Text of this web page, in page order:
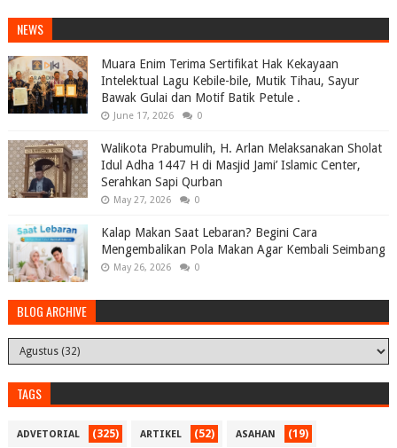
NEWS
Muara Enim Terima Sertifikat Hak Kekayaan
Intelektual Lagu Kebile-bile, Mutik Tihau, Sayur
Bawak Gulai dan Motif Batik Petule .
June 17, 2026 0
Walikota Prabumulih, H. Arlan Melaksanakan Sholat
Idul Adha 1447 H di Masjid Jami’ Islamic Center,
Serahkan Sapi Qurban
May 27, 2026 0
Kalap Makan Saat Lebaran? Begini Cara
Mengembalikan Pola Makan Agar Kembali Seimbang
May 26, 2026 0
BLOG ARCHIVE
TAGS
ADVETORIAL (325) ARTIKEL (52) ASAHAN (19)